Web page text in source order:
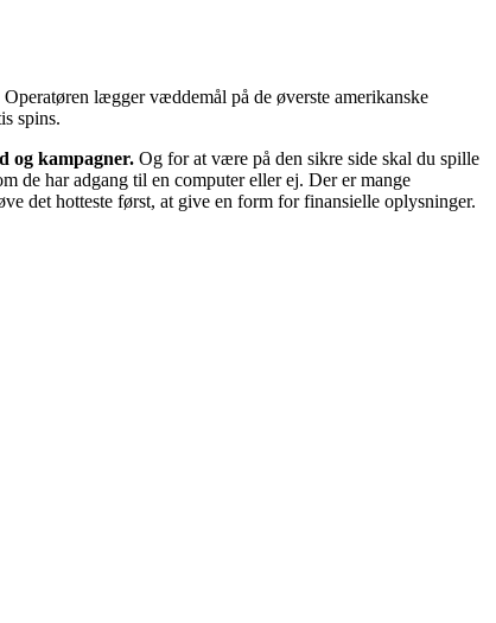
lægger væddemål på de øverste amerikanske
spins.
og kampagner. Og for at være på den sikre side skal du spille
de har adgang til en computer eller ej. Der er mange
det hotteste først, at give en form for finansielle oplysninger.